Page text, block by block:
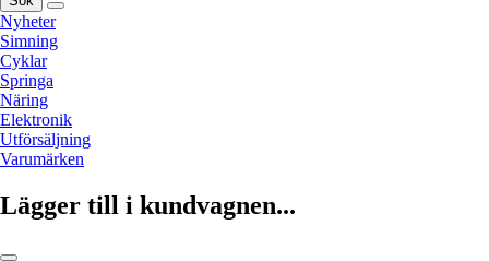
Nyheter
Simning
Cyklar
Springa
Näring
Elektronik
Utförsäljning
Varumärken
Lägger till i kundvagnen...